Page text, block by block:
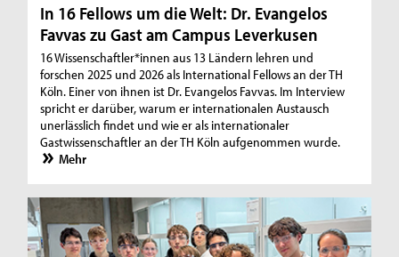
In 16 Fellows um die Welt: Dr. Evangelos
Favvas zu Gast am Campus Leverkusen
16 Wissenschaftler*innen aus 13 Ländern lehren und
forschen 2025 und 2026 als International Fellows an der TH
Köln. Einer von ihnen ist Dr. Evangelos Favvas. Im Interview
spricht er darüber, warum er internationalen Austausch
unerlässlich findet und wie er als internationaler
Gastwissenschaftler an der TH Köln aufgenommen wurde.
Mehr